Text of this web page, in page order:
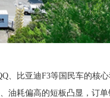
、比亚迪F3等国民车的核
油耗偏高的短板凸显，订单